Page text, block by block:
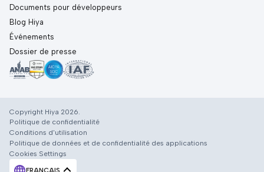
Documents pour développeurs
Blog Hiya
Événements
Dossier de presse
Copyright Hiya 2026.
Politique de confidentialité
Conditions d'utilisation
Politique de données et de confidentialité des applications
Cookies Settings